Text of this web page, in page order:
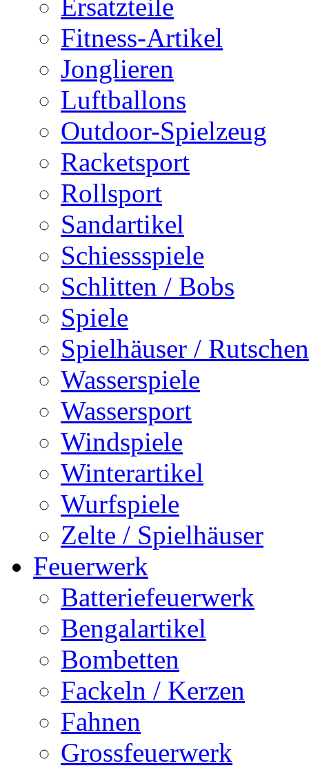
Ersatzteile
Fitness-Artikel
Jonglieren
Luftballons
Outdoor-Spielzeug
Racketsport
Rollsport
Sandartikel
Schiessspiele
Schlitten / Bobs
Spiele
Spielhäuser / Rutschen
Wasserspiele
Wassersport
Windspiele
Winterartikel
Wurfspiele
Zelte / Spielhäuser
Feuerwerk
Batteriefeuerwerk
Bengalartikel
Bombetten
Fackeln / Kerzen
Fahnen
Grossfeuerwerk